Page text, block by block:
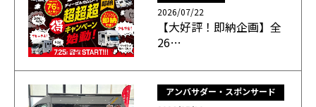
2026/07/22
【大好評！即納企画】全
26…
アンバサダー・スポンサード